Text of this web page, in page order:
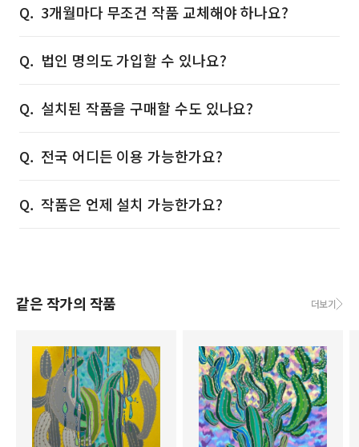
3개월마다 무조건 작품 교체해야 하나요?
법인 명의도 가입할 수 있나요?
설치된 작품을 구매할 수도 있나요?
전국 어디든 이용 가능한가요?
작품은 언제 설치 가능한가요?
같은 작가의 작품 더보기